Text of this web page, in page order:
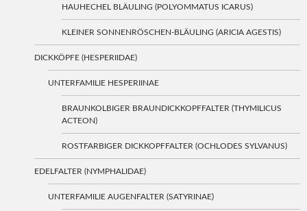
HAUHECHEL BLÄULING (POLYOMMATUS ICARUS)
KLEINER SONNENRÖSCHEN-BLÄULING (ARICIA AGESTIS)
DICKKÖPFE (HESPERIIDAE)
UNTERFAMILIE HESPERIINAE
BRAUNKOLBIGER BRAUNDICKKOPFFALTER (THYMILICUS
ACTEON)
ROSTFARBIGER DICKKOPFFALTER (OCHLODES SYLVANUS)
EDELFALTER (NYMPHALIDAE)
UNTERFAMILIE AUGENFALTER (SATYRINAE)